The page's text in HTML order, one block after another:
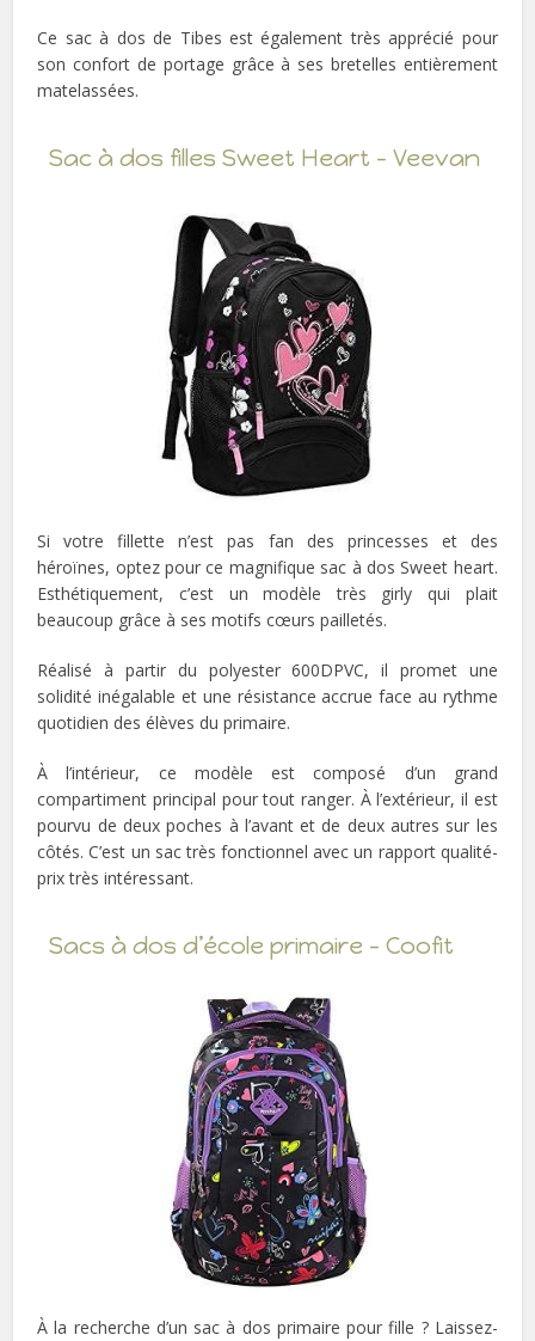
Ce sac à dos de Tibes est également très apprécié pour
son confort de portage grâce à ses bretelles entièrement
matelassées.
Sac à dos filles Sweet Heart – Veevan
Si votre fillette n’est pas fan des princesses et des
héroïnes, optez pour ce magnifique sac à dos Sweet heart.
Esthétiquement, c’est un modèle très girly qui plait
beaucoup grâce à ses motifs cœurs pailletés.
Réalisé à partir du polyester 600DPVC, il promet une
solidité inégalable et une résistance accrue face au rythme
quotidien des élèves du primaire.
À l’intérieur, ce modèle est composé d’un grand
compartiment principal pour tout ranger. À l’extérieur, il est
pourvu de deux poches à l’avant et de deux autres sur les
côtés. C’est un sac très fonctionnel avec un rapport qualité-
prix très intéressant.
Sacs à dos d’école primaire – Coofit
À la recherche d’un sac à dos primaire pour fille ? Laissez-